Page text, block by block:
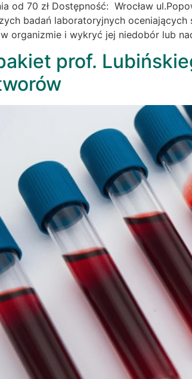
od 70 zł Dostępność: Wrocław
badań laboratoryjnych
organizmie i wykryć jej niedobór lub
prof.